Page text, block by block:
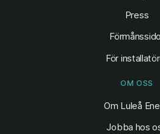
Press
För
OM OSS
Om Luleå
Jobba hos